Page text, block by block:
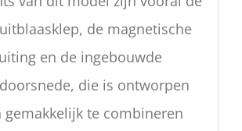
de magnetische
en de ingebouwde
die is ontworpen
gemakkelijk te combineren